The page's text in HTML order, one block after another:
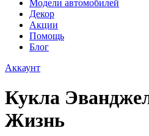
Модели автомобилей
Декор
Акции
Помощь
Блог
Аккаунт
Кукла
Жизнь